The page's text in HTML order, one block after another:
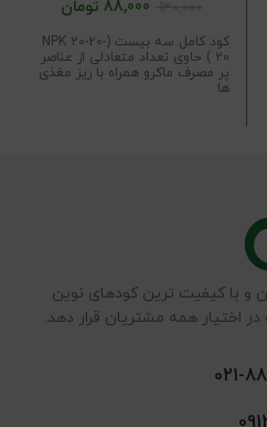
88,000 تومان
کود کامل سه بیست (NPK 20-20-
20 ) حاوی تعداد متعادلی از عناصر
پر مصرف ماکرو همراه با ریز مغذی
ها
و با کیفیت ترین کودهای نوین
اختیار همه مشتریان قرار دهد.